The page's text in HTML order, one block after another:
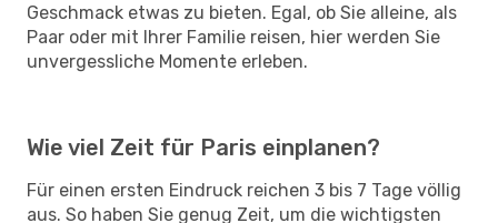
Geschmack etwas zu bieten. Egal, ob Sie alleine, als
Paar oder mit Ihrer Familie reisen, hier werden Sie
unvergessliche Momente erleben.
Wie viel Zeit für Paris einplanen?
Für einen ersten Eindruck reichen 3 bis 7 Tage völlig
aus. So haben Sie genug Zeit, um die wichtigsten